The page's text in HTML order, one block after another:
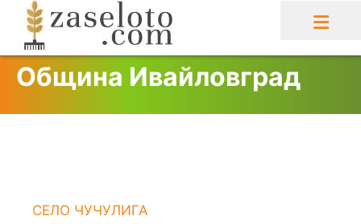
content
Община Ивайловград
СЕЛО ЧУЧУЛИГА